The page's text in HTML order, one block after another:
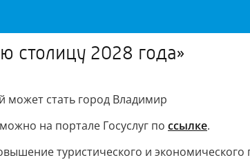
столицу 2028 года»
может стать город Владимир
на портале Госуслуг по ссылке.
туристического и